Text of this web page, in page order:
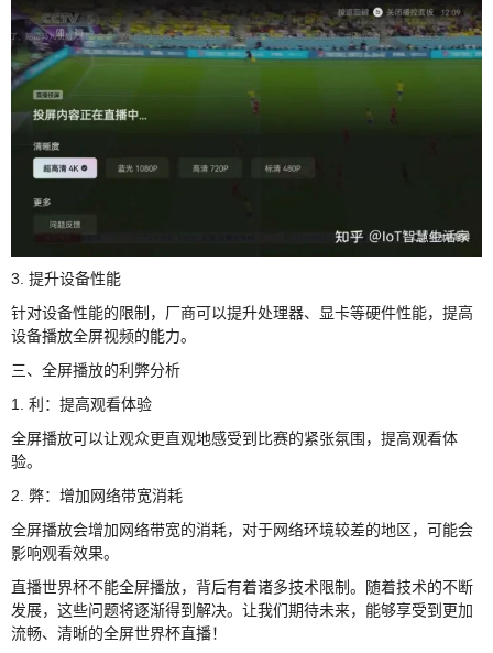
3. 提升设备性能
针对设备性能的限制，厂商可以提升处理器、显卡等硬件性能，提高
设备播放全屏视频的能力。
三、全屏播放的利弊分析
1. 利：提高观看体验
全屏播放可以让观众更直观地感受到比赛的紧张氛围，提高观看体
验。
2. 弊：增加网络带宽消耗
全屏播放会增加网络带宽的消耗，对于网络环境较差的地区，可能会
影响观看效果。
直播世界杯不能全屏播放，背后有着诸多技术限制。随着技术的不断
发展，这些问题将逐渐得到解决。让我们期待未来，能够享受到更加
流畅、清晰的全屏世界杯直播！